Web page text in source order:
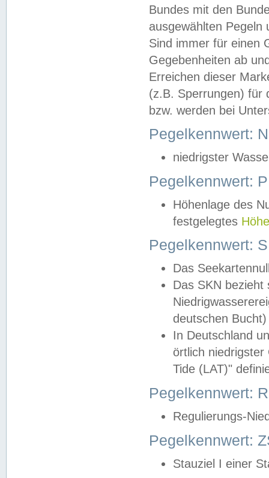
Bundes mit den
ausgewählten
Sind immer für einen
Gegebenheiten ab
Erreichen dieser
(z.B. Sperrungen) für
bzw. werden bei
Pegelkennwert:
niedrigster
Pegelkennwert:
Höhenlage des
festgelegtes
Pegelkennwert:
Das
Das SKN
deutschen
In Deutschland
örtlich
Tide (LAT)"
Pegelkennwert:
Regulierungs-
Pegelkennwert:
Stauziel I einer